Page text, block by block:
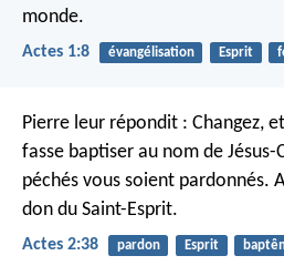
monde.
Actes 1:8 évangélisation Esprit
Pierre leur répondit : Changez,
fasse baptiser au nom de
péchés vous soient pardonnés.
don du Saint-Esprit.
Actes 2:38 pardon Esprit